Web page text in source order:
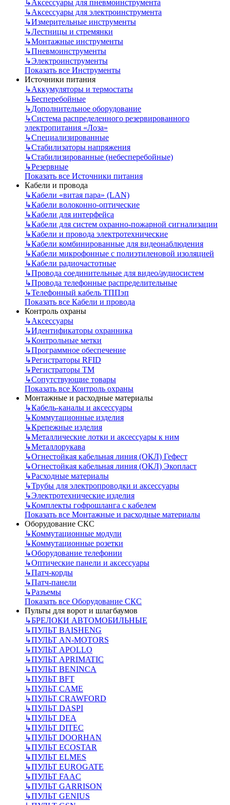
↳Аксессуары для пневмоинструмента
↳Аксессуары для электроинструмента
↳Измерительные инструменты
↳Лестницы и стремянки
↳Монтажные инструменты
↳Пневмоинструменты
↳Электроинструменты
Показать все Инструменты
Источники питания
↳Аккумуляторы и термостаты
↳Бесперебойные
↳Дополнительное оборудование
↳Система распределенного резервированного
электропитания «Лоза»
↳Специализированные
↳Стабилизаторы напряжения
↳Стабилизированные (небесперебойные)
↳Резервные
Показать все Источники питания
Кабели и провода
↳Кабели «витая пара» (LAN)
↳Кабели волоконно-оптические
↳Кабели для интерфейса
↳Кабели для систем охранно-пожарной сигнализации
↳Кабели и провода электротехнические
↳Кабели комбинированные для видеонаблюдения
↳Кабели микрофонные с полиэтиленовой изоляцией
↳Кабели радиочастотные
↳Провода соединительные для видео/аудиосистем
↳Провода телефонные распределительные
↳Телефонный кабель ТППэп
Показать все Кабели и провода
Контроль охраны
↳Аксессуары
↳Идентификаторы охранника
↳Контрольные метки
↳Программное обеспечение
↳Регистраторы RFID
↳Регистраторы ТМ
↳Сопутствующие товары
Показать все Контроль охраны
Монтажные и расходные материалы
↳Кабель-каналы и аксессуары
↳Коммутационные изделия
↳Крепежные изделия
↳Металлические лотки и аксессуары к ним
↳Металлорукава
↳Огнестойкая кабельная линия (ОКЛ) Гефест
↳Огнестойкая кабельная линия (ОКЛ) Экопласт
↳Расходные материалы
↳Трубы для электропроводки и аксессуары
↳Электротехнические изделия
↳Комплекты гофрошланга с кабелем
Показать все Монтажные и расходные материалы
Оборудование СКС
↳Коммутационные модули
↳Коммутационные розетки
↳Оборудование телефонии
↳Оптические панели и аксессуары
↳Патч-корды
↳Патч-панели
↳Разъемы
Показать все Оборудование СКС
Пульты для ворот и шлагбаумов
↳БРЕЛОКИ АВТОМОБИЛЬНЫЕ
↳ПУЛЬТ BAISHENG
↳ПУЛЬТ AN-MOTORS
↳ПУЛЬТ APOLLO
↳ПУЛЬТ APRIMATIC
↳ПУЛЬТ BENINCA
↳ПУЛЬТ BFT
↳ПУЛЬТ CAME
↳ПУЛЬТ CRAWFORD
↳ПУЛЬТ DASPI
↳ПУЛЬТ DEA
↳ПУЛЬТ DITEC
↳ПУЛЬТ DOORHAN
↳ПУЛЬТ ECOSTAR
↳ПУЛЬТ ELMES
↳ПУЛЬТ EUROGATE
↳ПУЛЬТ FAAC
↳ПУЛЬТ GARRISON
↳ПУЛЬТ GENIUS